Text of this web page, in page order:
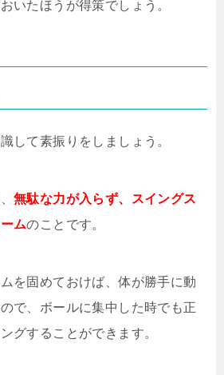
いたほうが得策でしょう。
して素振りをしましょう。
無駄な力が入らず、スイングス
ムのことです。
を固めておけば、体が勝手に動
で、ボールに集中した時でも正
グすることができます。